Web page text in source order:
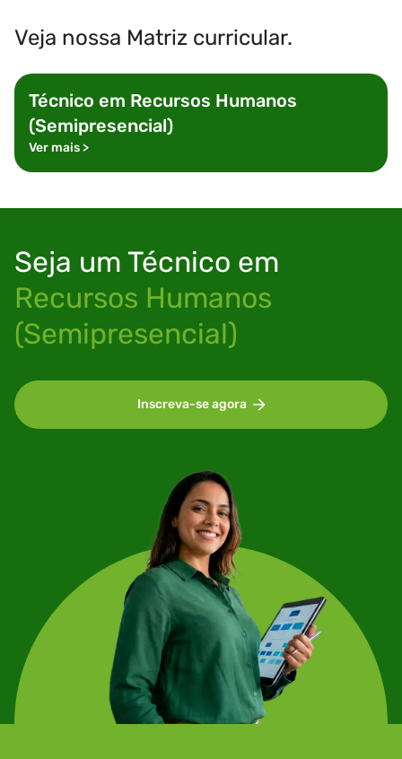
Veja nossa Matriz curricular.
Técnico em Recursos Humanos
(Semipresencial)
Ver mais>
Seja um Técnico em
Recursos Humanos
(Semipresencial)
Inscreva-se agora